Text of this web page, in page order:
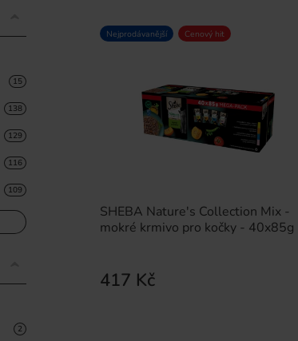
SHEBA Nature's Collection Mix -
mokré krmivo pro kočky - 40x85g
417 Kč
Nejprodávanější Cenový hit
15
138
129
116
109
2